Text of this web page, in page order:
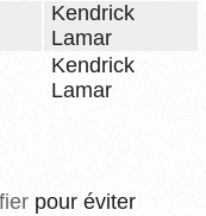
Kendrick
Lamar
Kendrick
Lamar
pour éviter